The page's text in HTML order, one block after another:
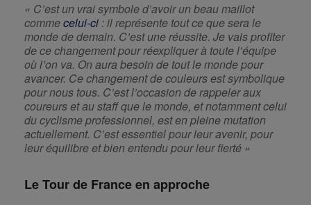
« C’est un vrai symbole d’avoir un beau maillot
commecelui-ci : il représente tout ce que sera le
monde de demain. C’est une réussite. Je vais profiter
de ce changement pour réexpliquer à toute l’équipe
où l’on va. On aura besoin de tout le monde pour
avancer. Ce changement de couleurs est symbolique
pour nous tous. C’est l’occasion de rappeler aux
coureurs et au staff que le monde, et notamment celui
du cyclisme professionnel, est en pleine mutation
actuellement. C’est essentiel pour leur avenir, pour
leur équilibre et bien entendu pour leur fierté »
Le Tour de France en approche